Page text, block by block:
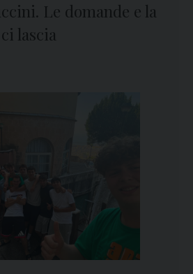
Le domande e la
lascia